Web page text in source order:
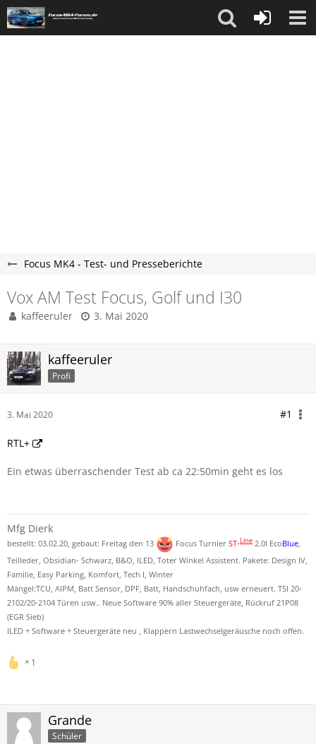
Focus MK4 - Test- und Presseberichte
Vox AM Test Focus, Golf und I30
kaffeeruler 3. Mai 2020
kaffeeruler
Profi
3. Mai 2020 #1
RTL+
Ein etwas überraschender Test ab ca 22:50min geht es los
Mfg Dierk
bestellt: 03.02.20, gebaut: Freitag den 13 Focus Turnier ST-Line 2.0l EcoBlue,
Teilleder, Obsidian- Schwarz, B&O, ILED, Toter Winkel Assistent. Pakete: Design IV,
Familie, Easy Parking, Komfort, Tech I, Winter
Mängel:TCU, AIPM, Batt Sensor, DPF, Batt, Handschuhfach, usw erneuert. TSI 20-
2102/20-2104 Türen usw.. Neue Software 90% aller Steuergeräte, Rückruf 21P08
(EGR Sieb)
ILED + Software + Steuergeräte neu , Klappern Lastwechselgeräusche noch offen.
1
Grande
Schüler